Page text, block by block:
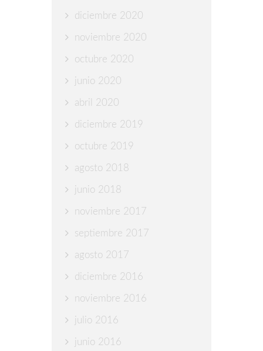
diciembre 2020
noviembre 2020
octubre 2020
junio 2020
abril 2020
diciembre 2019
octubre 2019
agosto 2018
junio 2018
noviembre 2017
septiembre 2017
agosto 2017
diciembre 2016
noviembre 2016
julio 2016
junio 2016